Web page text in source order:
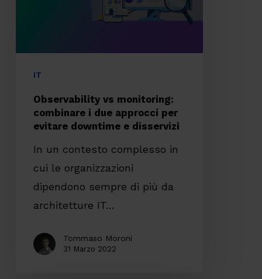
per
evitare
disservizi
IT
Observability vs monitoring:
combinare i due approcci per
evitare downtime e disservizi
In un contesto complesso in
cui le organizzazioni
dipendono sempre di più da
architetture IT…
Tommaso Moroni
31 Marzo 2022